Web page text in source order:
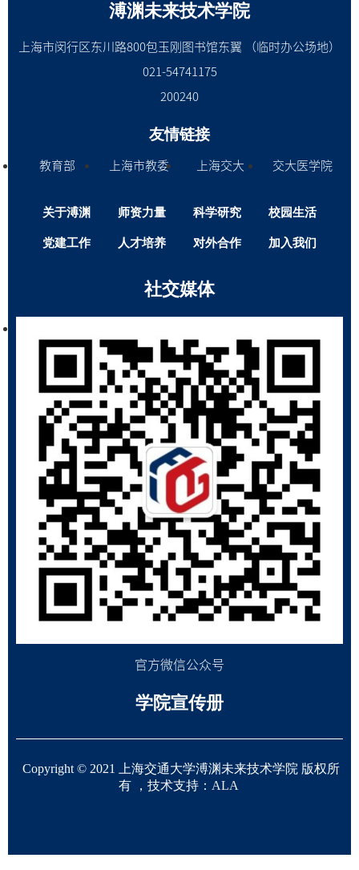
溥渊未来技术学院
上海市闵行区东川路800包玉刚图书馆东翼 （临时办公场地）
021-54741175
200240
友情链接
教育部 上海市教委 上海交大 交大医学院
关于溥渊 师资力量 科学研究 校园生活
党建工作 人才培养 对外合作 加入我们
社交媒体
官方微信公众号
学院宣传册
Copyright © 2021 上海交通大学溥渊未来技术学院 版权所
有 ，技术支持： ALA